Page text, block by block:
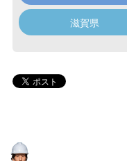
滋賀県